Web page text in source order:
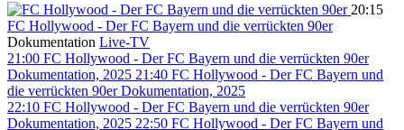
20:15
FC Hollywood - Der FC Bayern und die verrückten 90er
Dokumentation Live-TV
21:00 FC Hollywood - Der FC Bayern und die verrückten 90er
Dokumentation, 2025 21:40 FC Hollywood - Der FC Bayern und
die verrückten 90er Dokumentation, 2025
22:10 FC Hollywood - Der FC Bayern und die verrückten 90er
Dokumentation, 2025 22:50 FC Hollywood - Der FC Bayern und